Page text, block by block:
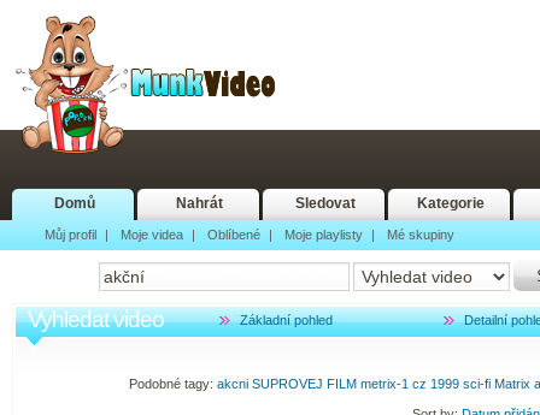
Domů Nahrát Sledovat Kategorie
Můj profil | Moje videa | Oblíbené | Moje playlisty | Mé skupiny
Vyhledat video Základní pohled Detailní
Podobné tagy: akcni SUPROVEJ FILM metrix-1 cz 1999 sci-fi Matrix